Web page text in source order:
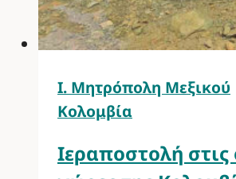
Ι. Μητρόπολη Μεξικού
Κολομβία
Ιεραποστολή